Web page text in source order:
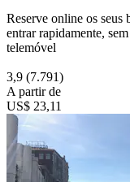
Reserve online os seus
entrar rapidamente,
telemóvel
3,9 (7.791)
A partir de
US$ 23,11